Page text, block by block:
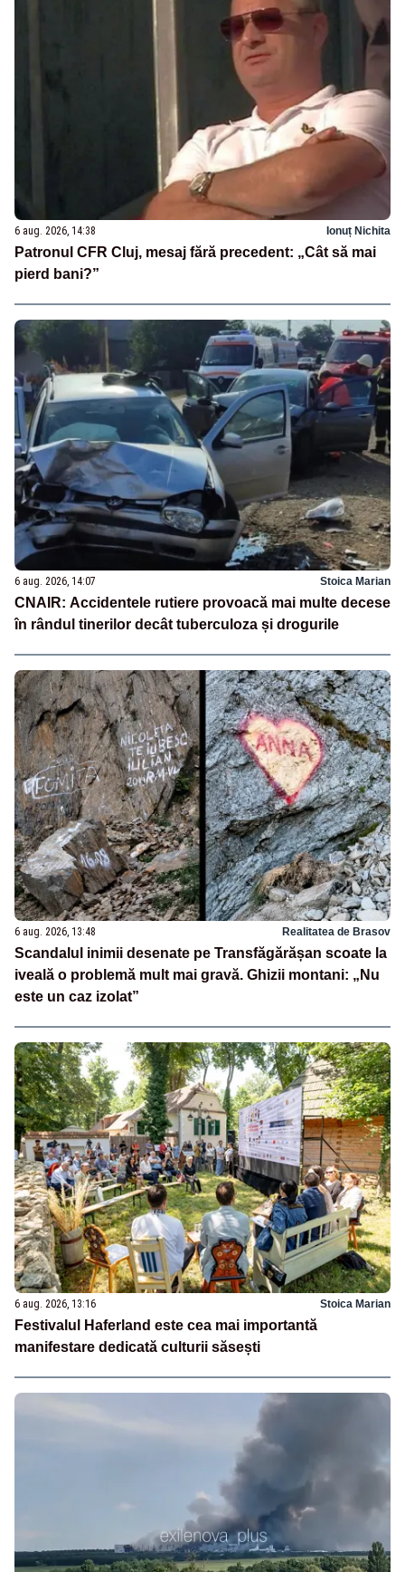
6 aug. 2026, 14:38 Ionuț Nichita
Patronul CFR Cluj, mesaj fără precedent: „Cât să mai
pierd bani?”
6 aug. 2026, 14:07 Stoica Marian
CNAIR: Accidentele rutiere provoacă mai multe decese
în rândul tinerilor decât tuberculoza și drogurile
6 aug. 2026, 13:48 Realitatea de Brasov
Scandalul inimii desenate pe Transfăgărășan scoate la
iveală o problemă mult mai gravă. Ghizii montani: „Nu
este un caz izolat”
6 aug. 2026, 13:16 Stoica Marian
Festivalul Haferland este cea mai importantă
manifestare dedicată culturii săsești